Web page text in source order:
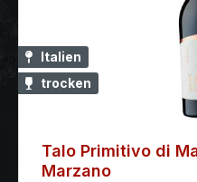
Italien
trocken
Talo Primitivo di
Marzano